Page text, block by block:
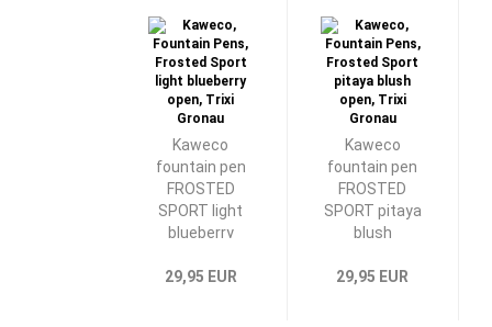
Kaweco
fountain pen
FROSTED
SPORT light
blueberry
29,95 EUR
Kaweco
fountain pen
FROSTED
SPORT pitaya
blush
29,95 EUR